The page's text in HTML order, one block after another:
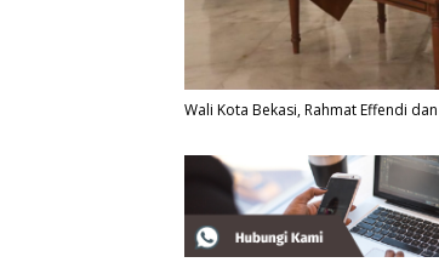
Wali Kota Bekasi, Rahmat Effendi